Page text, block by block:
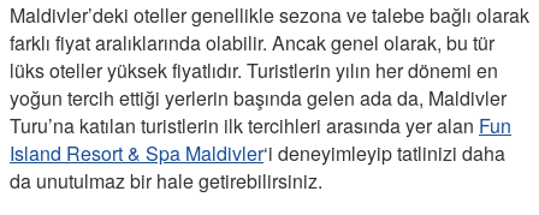
Maldivler’deki oteller genellikle sezona ve talebe bağlı olarak
farklı fiyat aralıklarında olabilir. Ancak genel olarak, bu tür
lüks oteller yüksek fiyatlıdır. Turistlerin yılın her dönemi en
yoğun tercih ettiği yerlerin başında gelen ada da, Maldivler
Turu’na katılan turistlerin ilk tercihleri arasında yer alan Fun
Island Resort & Spa Maldivler‘i deneyimleyip tatlinizi daha
da unutulmaz bir hale getirebilirsiniz.